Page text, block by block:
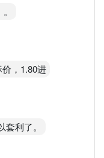
，1.80进
利了。